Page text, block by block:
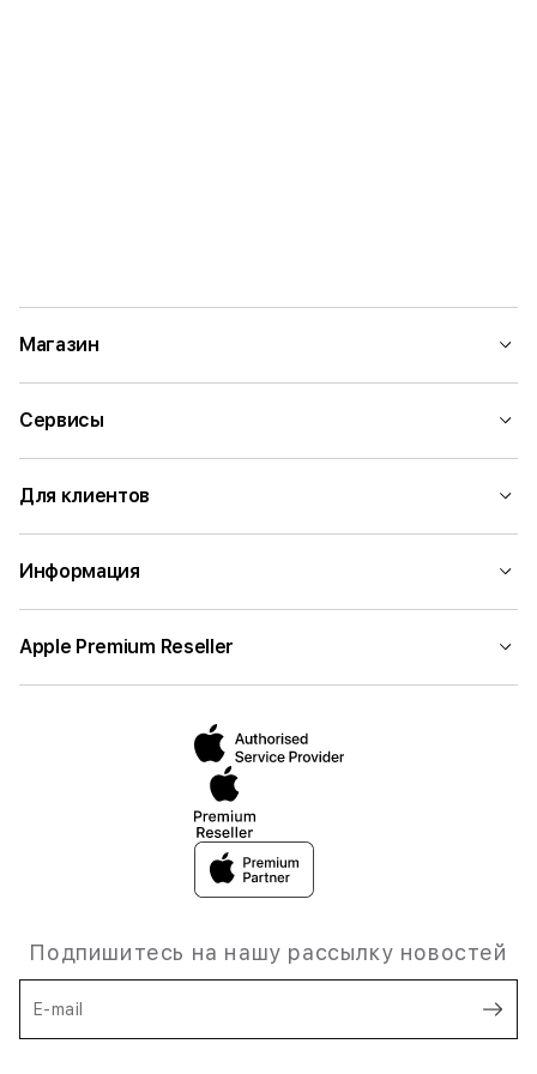
Магазин
Сервисы
Для клиентов
Информация
Apple Premium Reseller
Подпишитесь на нашу рассылку новостей
E-mail